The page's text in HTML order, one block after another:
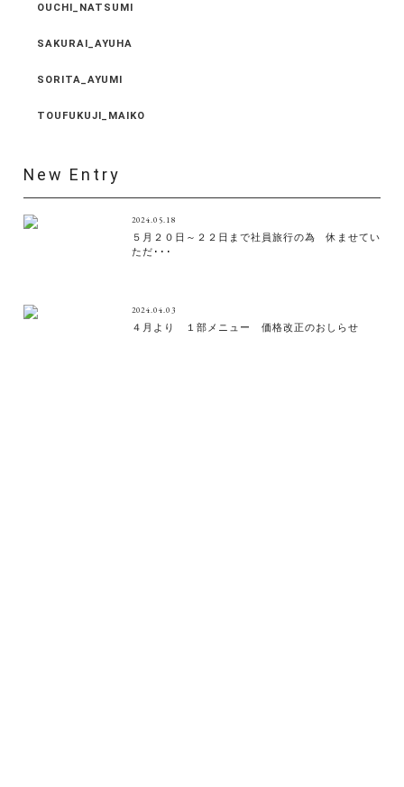
OUCHI_NATSUMI
SAKURAI_AYUHA
SORITA_AYUMI
TOUFUKUJI_MAIKO
New Entry
2024.05.18
５月２０日～２２日まで社員旅行の為 休ませてい
ただ･･･
2024.04.03
４月より １部メニュー 価格改正のおしらせ